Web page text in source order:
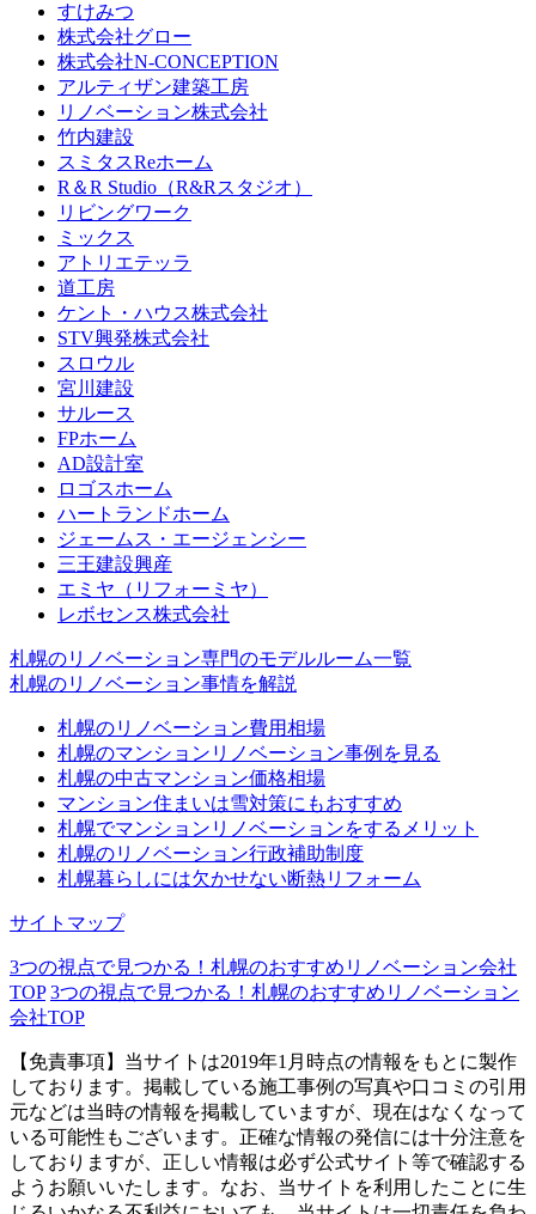
すけみつ
株式会社グロー
株式会社N-CONCEPTION
アルティザン建築工房
リノベーション株式会社
竹内建設
スミタスReホーム
R＆R Studio（R&Rスタジオ）
リビングワーク
ミックス
アトリエテッラ
道工房
ケント・ハウス株式会社
STV興発株式会社
スロウル
宮川建設
サルース
FPホーム
AD設計室
ロゴスホーム
ハートランドホーム
ジェームス・エージェンシー
三王建設興産
エミヤ（リフォーミヤ）
レボセンス株式会社
札幌のリノベーション専門のモデルルーム一覧
札幌のリノベーション事情を解説
札幌のリノベーション費用相場
札幌のマンションリノベーション事例を見る
札幌の中古マンション価格相場
マンション住まいは雪対策にもおすすめ
札幌でマンションリノベーションをするメリット
札幌のリノベーション行政補助制度
札幌暮らしには欠かせない断熱リフォーム
サイトマップ
3つの視点で見つかる！札幌のおすすめリノベーション会社
TOP 3つの視点で見つかる！札幌のおすすめリノベーション
会社TOP
【免責事項】 当サイトは2019年1月時点の情報をもとに製作
しております。掲載している施工事例の写真や口コミの引用
元などは当時の情報を掲載していますが、現在はなくなって
いる可能性もございます。正確な情報の発信には十分注意を
しておりますが、正しい情報は必ず公式サイト等で確認する
ようお願いいたします。なお、当サイトを利用したことに生